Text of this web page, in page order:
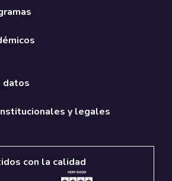
datos
y legales
con la calidad